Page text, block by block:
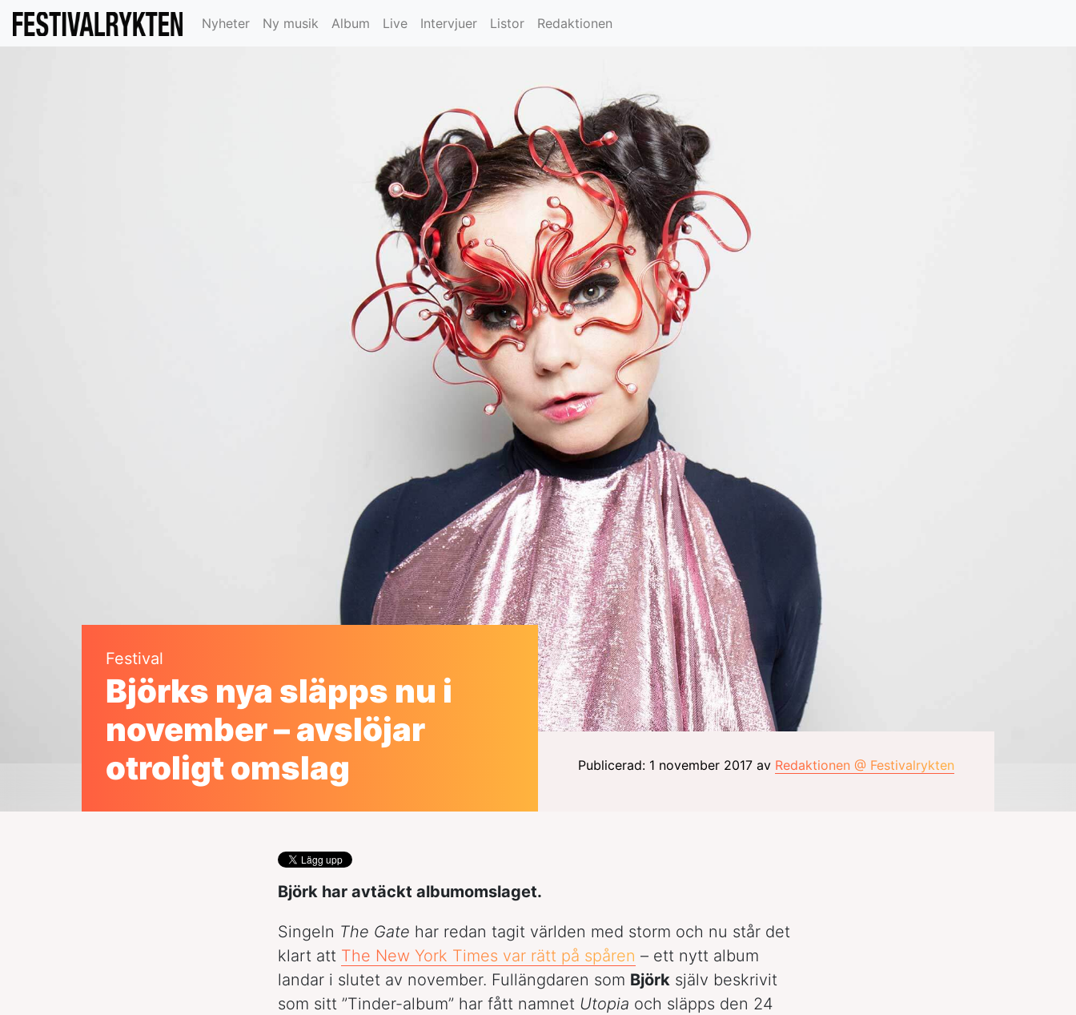
Nyheter Ny musik Album Live Intervjuer Listor Redaktionen
Festival
Björks nya släpps nu i
november – avslöjar
otroligt omslag
Publicerad: 1 november 2017 av Redaktionen @ Festivalrykten
Björk har avtäckt albumomslaget.
Singeln The Gate har redan tagit världen med storm och nu står det
klart att The New York Times var rätt på spåren – ett nytt album
landar i slutet av november. Fullängdaren som Björk själv beskrivit
som sitt ”Tinder-album” har fått namnet Utopia och släpps den 24